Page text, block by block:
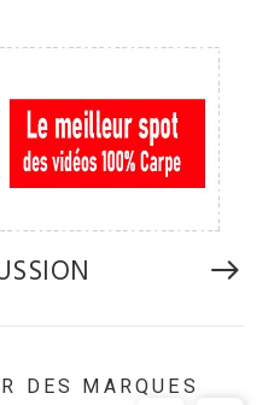
DES MARQUES